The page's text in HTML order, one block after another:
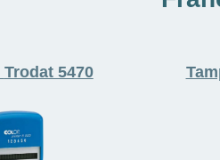
Trodat 5470